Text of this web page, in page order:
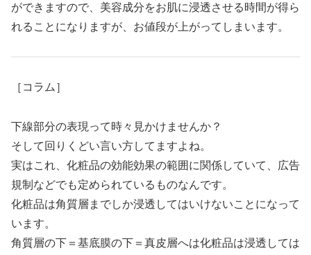
ができますので、美容成分をお肌に浸透させる時間が得ら
れることになりますが、お値段が上がってしまいます。
［コラム］
下線部分の表現って時々見かけませんか？
そして回りくどい言い方してますよね。
実はこれ、化粧品の効能効果の範囲に関係していて、広告
規制などでも定められているものなんです。
化粧品は角質層までしか浸透してはいけないことになって
います。
角質層の下＝基底膜の下＝真皮層へは化粧品は浸透しては